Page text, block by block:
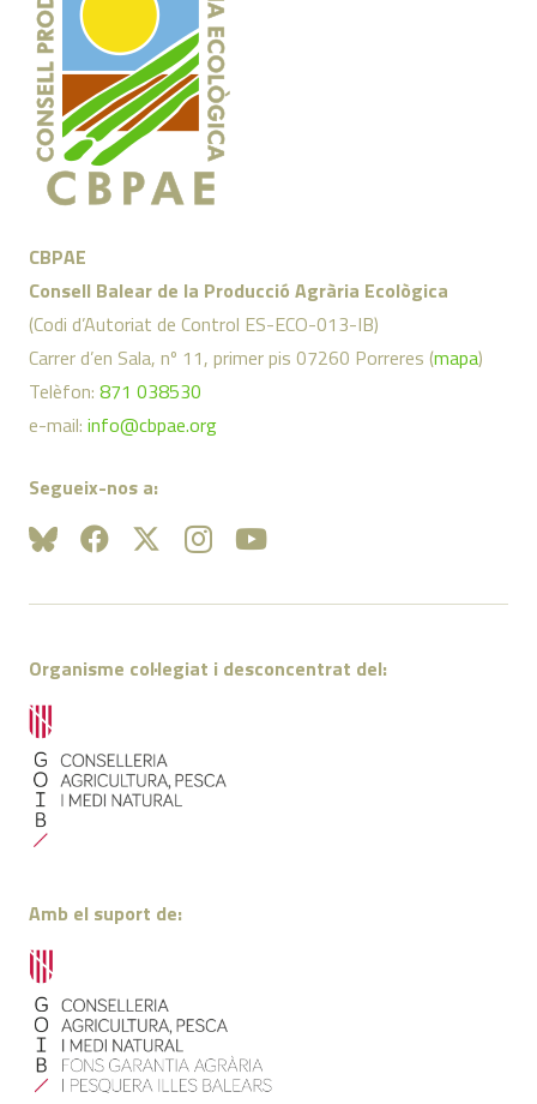
CBPAE
Consell Balear de la Producció Agrària Ecològica
(Codi d’Autoriat de Control ES-ECO-013-IB)
Carrer d’en Sala, nº 11, primer pis 07260 Porreres (mapa)
Telèfon: 871 038530
e-mail: info@cbpae.org
Segueix-nos a:
Organisme col·legiat i desconcentrat del:
Amb el suport de: